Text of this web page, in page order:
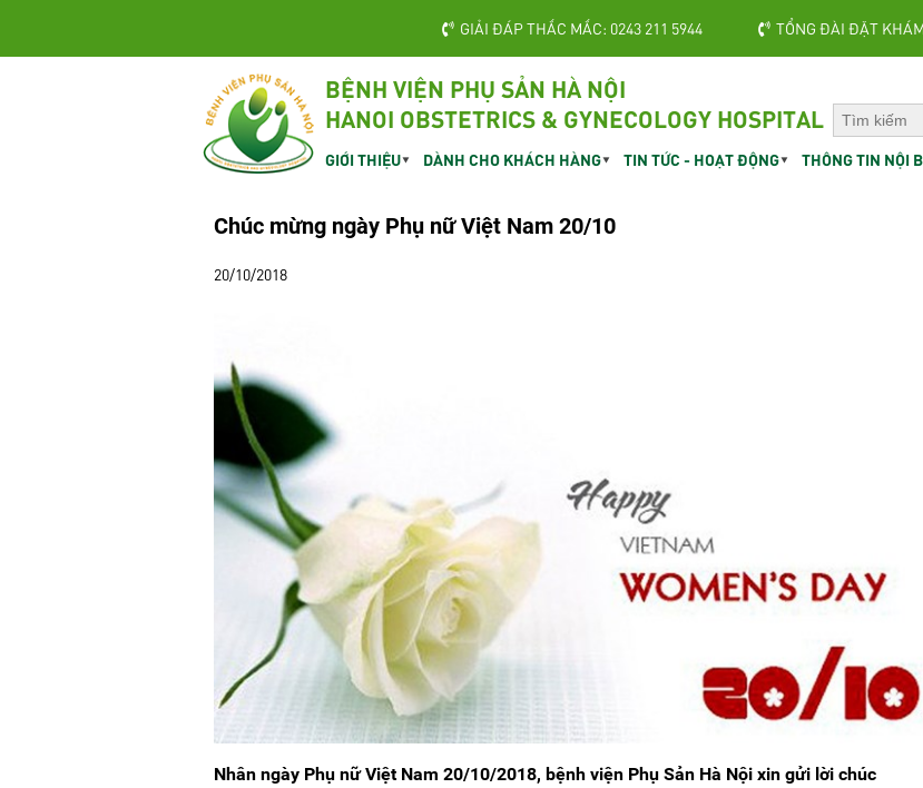
GIẢI ĐÁP THẮC MẮC: 0243 211 5944 TỔNG ĐÀI ĐẶT
BỆNH VIỆN PHỤ SẢN HÀ NỘI
HANOI OBSTETRICS & GYNECOLOGY HOSPITAL
GIỚI THIỆU DÀNH CHO KHÁCH HÀNG TIN TỨC - HOẠT ĐỘNG THÔNG TIN NỘI
Chúc mừng ngày Phụ nữ Việt Nam 20/10
20/10/2018
Nhân ngày Phụ nữ Việt Nam 20/10/2018, bệnh viện Phụ Sản Hà Nội xin gửi lời chúc